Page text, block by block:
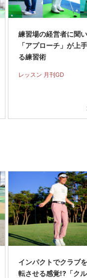
練習場の経営者に聞
「アプローチ」が上
る練習術
レッスン 月刊GD
インパクトでクラブ
転させる感覚!?「ク